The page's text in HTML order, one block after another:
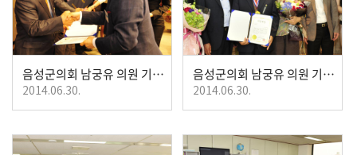
음성군의회 남궁유 의원 기초의원부문 의정대상 수상
2014.06.30.
음성군의회 남궁유 의원 기초의원부문 의정대상 수상
2014.06.30.